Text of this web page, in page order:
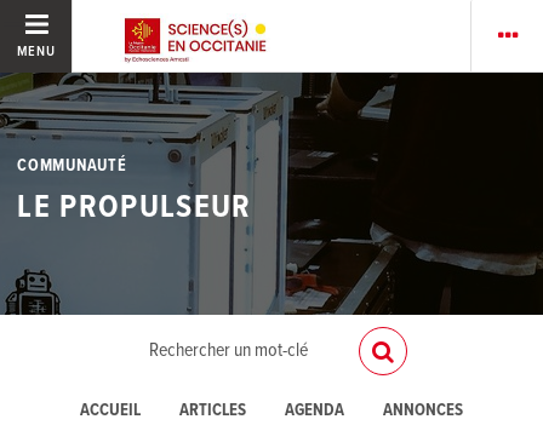
MENU
COMMUNAUTÉ
LE PROPULSEUR
ACCUEIL ARTICLES AGENDA ANNONCES